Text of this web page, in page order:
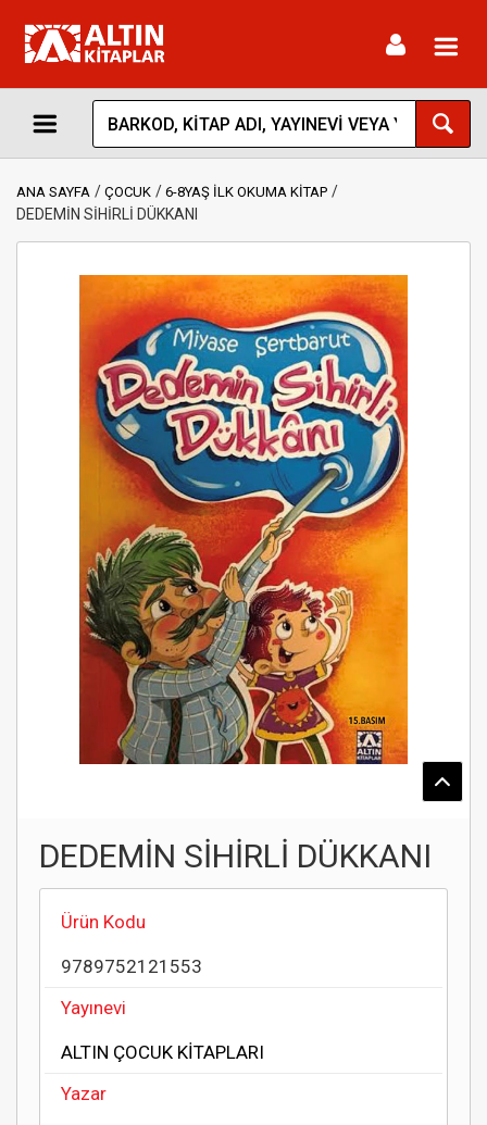
ANA SAYFA ÇOCUK 6-8YAŞ İLK OKUMA KİTAP
DEDEMİN SİHİRLİ DÜKKANI
DEDEMİN SİHİRLİ DÜKKANI
Ürün Kodu
9789752121553
Yayınevi
ALTIN ÇOCUK KİTAPLARI
Yazar